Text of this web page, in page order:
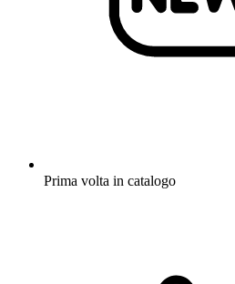
Prima volta in catalogo